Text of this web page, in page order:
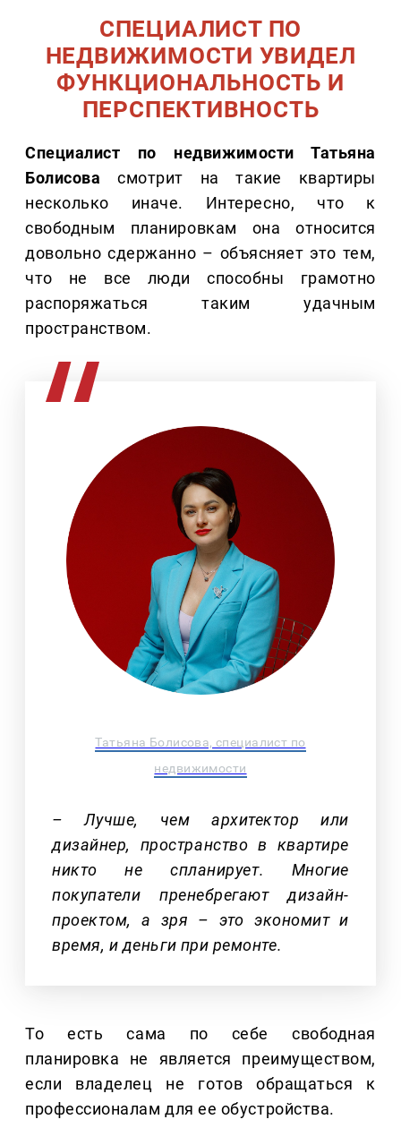
СПЕЦИАЛИСТ ПО
НЕДВИЖИМОСТИ УВИДЕЛ
ФУНКЦИОНАЛЬНОСТЬ И
ПЕРСПЕКТИВНОСТЬ
Специалист по недвижимости Татьяна
Болисова смотрит на такие квартиры
несколько иначе. Интересно, что к
свободным планировкам она относится
довольно сдержанно – объясняет это тем,
что не все люди способны грамотно
распоряжаться таким удачным
пространством.
Татьяна Болисова, специалист по
недвижимости
– Лучше, чем архитектор или
дизайнер, пространство в квартире
никто не спланирует. Многие
покупатели пренебрегают дизайн-
проектом, а зря – это экономит и
время, и деньги при ремонте.
То есть сама по себе свободная
планировка не является преимуществом,
если владелец не готов обращаться к
профессионалам для ее обустройства.